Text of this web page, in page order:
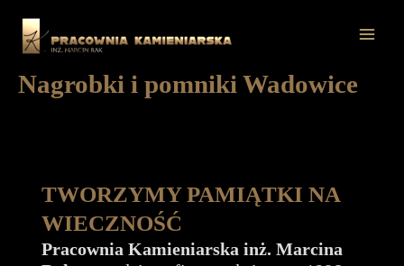
treści
Nagrobki i pomniki Wadowice
TWORZYMY PAMIĄTKI NA
WIECZNOŚĆ
Pracownia Kamieniarska inż. Marcina